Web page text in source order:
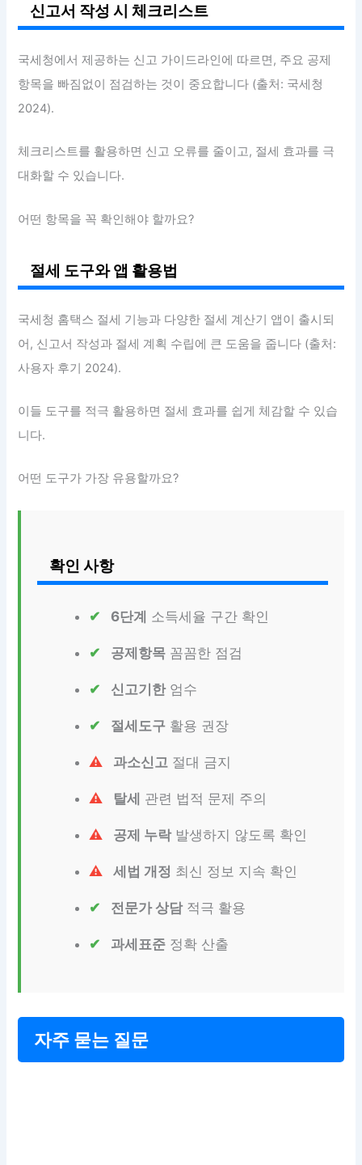
신고서 작성 시 체크리스트
국세청에서 제공하는 신고 가이드라인에 따르면, 주요 공제
항목을 빠짐없이 점검하는 것이 중요합니다 (출처: 국세청
2024).
체크리스트를 활용하면 신고 오류를 줄이고, 절세 효과를 극
대화할 수 있습니다.
어떤 항목을 꼭 확인해야 할까요?
절세 도구와 앱 활용법
국세청 홈택스 절세 기능과 다양한 절세 계산기 앱이 출시되
어, 신고서 작성과 절세 계획 수립에 큰 도움을 줍니다 (출처:
사용자 후기 2024).
이들 도구를 적극 활용하면 절세 효과를 쉽게 체감할 수 있습
니다.
어떤 도구가 가장 유용할까요?
확인 사항
6단계 소득세율 구간 확인
공제항목 꼼꼼한 점검
신고기한엄수
절세도구 활용 권장
과소신고 절대 금지
탈세 관련 법적 문제 주의
공제 누락발생하지 않도록 확인
세법 개정 최신 정보 지속 확인
전문가 상담적극 활용
과세표준 정확 산출
자주 묻는 질문